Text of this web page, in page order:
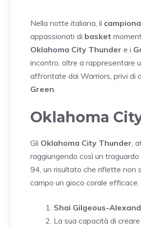
Nella notte italiana, il
appassionati di basket
Oklahoma City Thunder e i
incontro, oltre a rappresentare
affrontate dai Warriors, privi di
Green
Oklahoma
Gli Oklahoma City Thunder ,
raggiungendo così un
94, un risultato che riflette non
campo un gioco corale efficace.
Shai Gilgeous-
La sua capacità di